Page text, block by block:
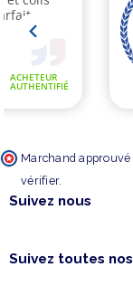
Marchand approuvé
vérifier.
Suivez nous
Suivez toutes